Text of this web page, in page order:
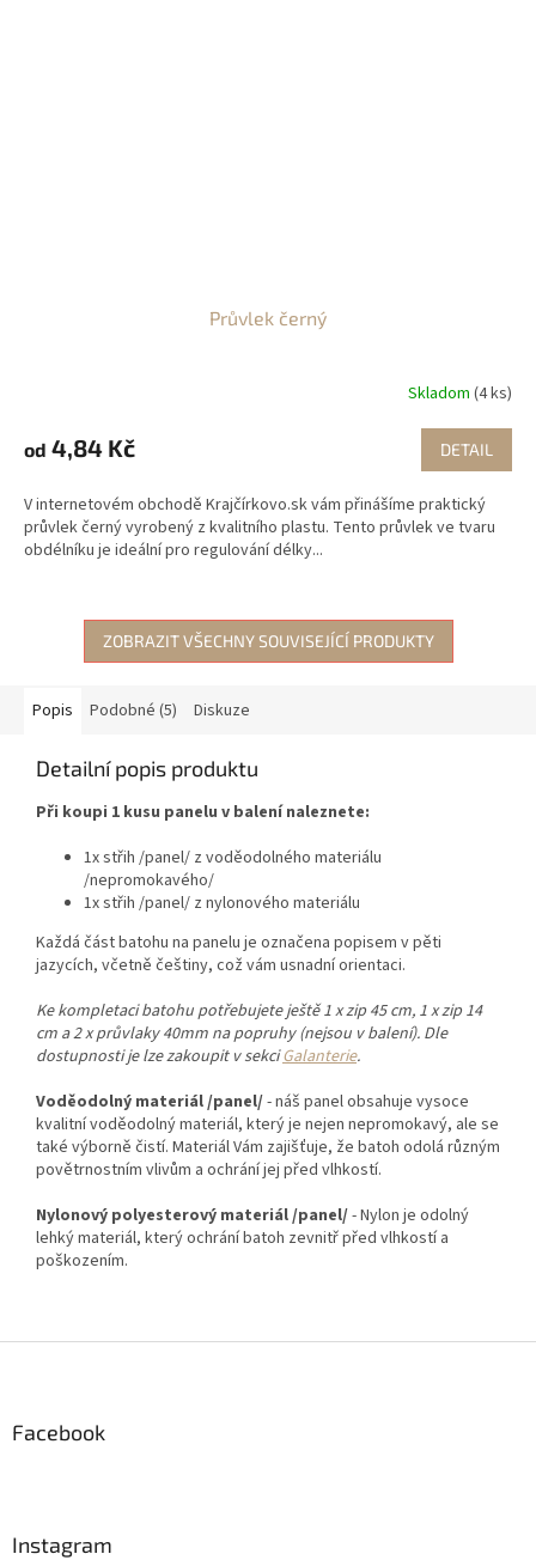
Průvlek černý
Skladom (4 ks)
od 4,84 Kč DETAIL
V internetovém obchodě Krajčírkovo.sk vám přinášíme praktický
průvlek černý vyrobený z kvalitního plastu. Tento průvlek ve tvaru
obdélníku je ideální pro regulování délky...
ZOBRAZIT VŠECHNY SOUVISEJÍCÍ PRODUKTY
Popis Podobné (5) Diskuze
Detailní popis produktu
Při koupi 1 kusu panelu v balení naleznete:
1x střih /panel/ z voděodolného materiálu
/nepromokavého/
1x střih /panel/ z nylonového materiálu
Každá část batohu na panelu je označena popisem v pěti
jazycích, včetně češtiny, což vám usnadní orientaci.
Ke kompletaci batohu potřebujete ještě 1 x zip 45 cm, 1 x zip 14
cm a 2 x průvlaky 40mm na popruhy (nejsou v balení). Dle
dostupnosti je lze zakoupit v sekciGalanterie.
Voděodolný materiál /panel/- náš panel obsahuje vysoce
kvalitní voděodolný materiál, který je nejen nepromokavý, ale se
také výborně čistí. Materiál Vám zajišťuje, že batoh odolá různým
povětrnostním vlivům a ochrání jej před vlhkostí.
Nylonový polyesterový materiál /panel/- Nylon je odolný
lehký materiál, který ochrání batoh zevnitř před vlhkostí a
poškozením.
Facebook
Instagram